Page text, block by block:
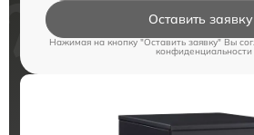
Оставить заявку
Нажимая на кнопку "Оставить заявку" Вы
конфиденциальности